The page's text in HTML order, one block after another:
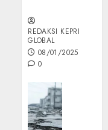
REDAKSI KEPRI
GLOBAL
08/01/2025
0